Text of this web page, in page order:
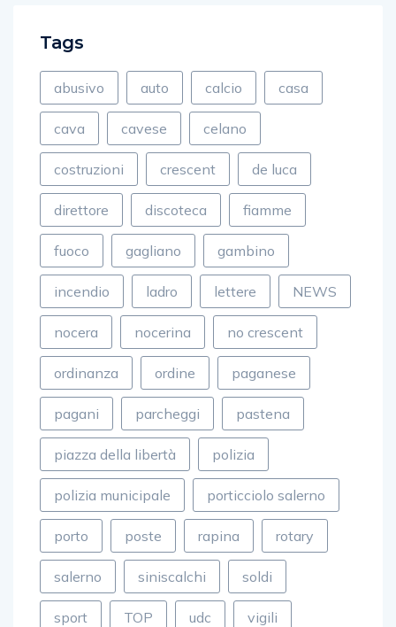
Tags
abusivo auto calcio casa
cava cavese celano
costruzioni crescent de luca
direttore discoteca fiamme
fuoco gagliano gambino
incendio ladro lettere NEWS
nocera nocerina no crescent
ordinanza ordine paganese
pagani parcheggi pastena
piazza della libertà polizia
polizia municipale porticciolo salerno
porto poste rapina rotary
salerno siniscalchi soldi
sport TOP udc vigili